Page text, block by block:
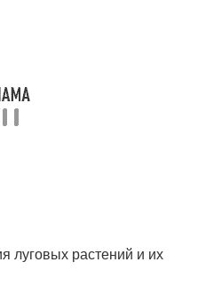
луговых растений и их